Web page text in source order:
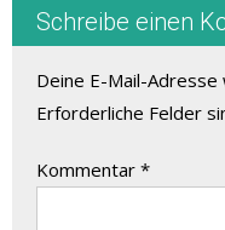
Schreibe einen
Deine E-Mail-
Erforderliche Felder
Kommentar *